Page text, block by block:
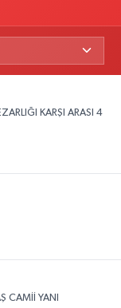
KARŞI ARASI 4
CAMİİ YANI